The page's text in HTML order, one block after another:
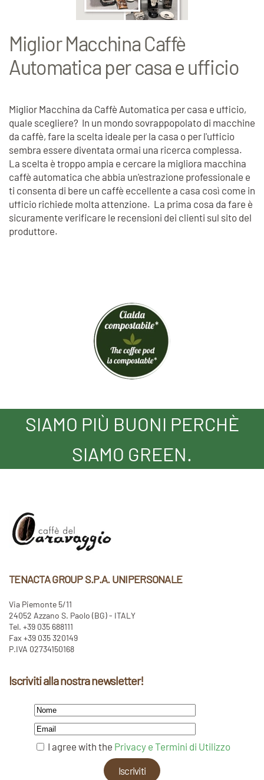
Miglior Macchina Caffè
Automatica per casa e ufficio
Miglior Macchina da Caffè Automatica per casa e ufficio,
quale scegliere? In un mondo sovrappopolato di macchine
da caffè, fare la scelta ideale per la casa o per l'ufficio
sembra essere diventata ormai una ricerca complessa.
La scelta è troppo ampia e cercare la migliora macchina
caffè automatica che abbia un'estrazione professionale e
ti consenta di bere un caffè eccellente a casa così come in
ufficio richiede molta attenzione. La prima cosa da fare è
sicuramente verificare le recensioni dei clienti sul sito del
produttore.
SIAMO PIÙ BUONI PERCHÈ
SIAMO GREEN.
TENACTA GROUP S.P.A. UNIPERSONALE
Via Piemonte 5/11
24052 Azzano S. Paolo (BG) - ITALY
Tel. +39 035 688111
Fax +39 035 320149
P.IVA 02734150168
Iscriviti alla nostra newsletter!
I agree with the Privacy e Termini di Utilizzo